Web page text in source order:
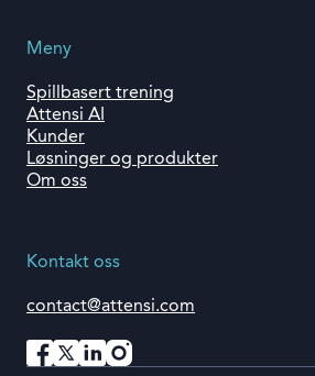
Kontakt oss
contact@attensi.com
Meny
Spillbasert trening
Attensi AI
Kunder
Løsninger og produkter
Om oss